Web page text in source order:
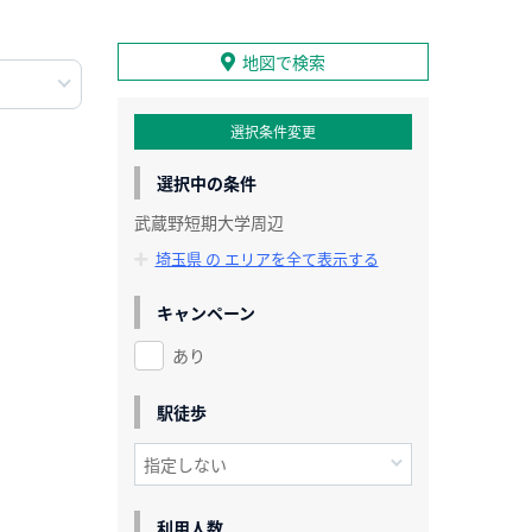
地図で検索
選択条件変更
選択中の条件
武蔵野短期大学周辺
埼玉県 の エリアを全て表示する
キャンペーン
あり
駅徒歩
利用人数